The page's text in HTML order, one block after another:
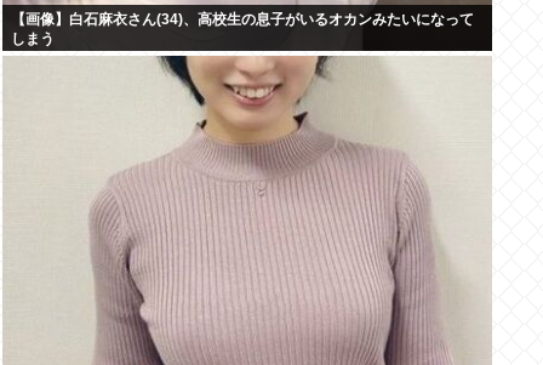
【画像】白石麻衣さん(34)、高校生の息子がいるオカンみたいになって
しまう